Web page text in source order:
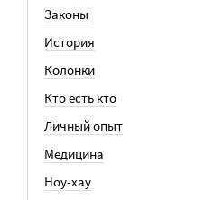
Законы
История
Колонки
Кто есть кто
Личный опыт
Медицина
Ноу-хау